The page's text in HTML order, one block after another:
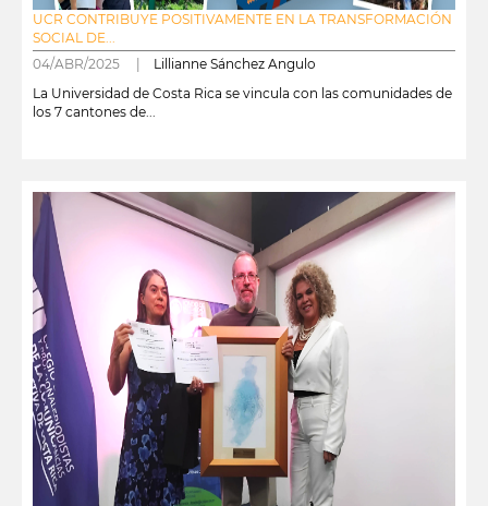
UCR CONTRIBUYE POSITIVAMENTE EN LA TRANSFORMACIÓN
SOCIAL DE...
04/ABR/2025 | Lillianne Sánchez Angulo
La Universidad de Costa Rica se vincula con las comunidades de
los 7 cantones de...